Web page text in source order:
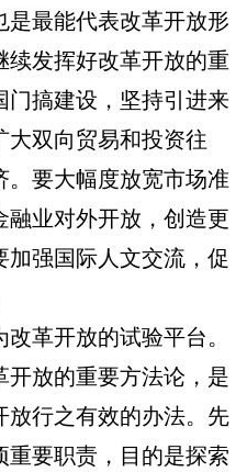
最能代表改革开放形
发挥好改革开放的重
搞建设，坚持引进来
双向贸易和投资往
要大幅度放宽市场准
融业对外开放，创造更
强国际人文交流，促
开放的试验平台。
放的重要方法论，是
行之有效的办法。先
要职责，目的是探索